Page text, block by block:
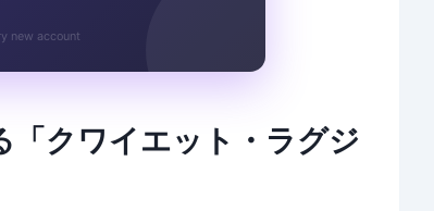
new account
クワイエット・ラグジ